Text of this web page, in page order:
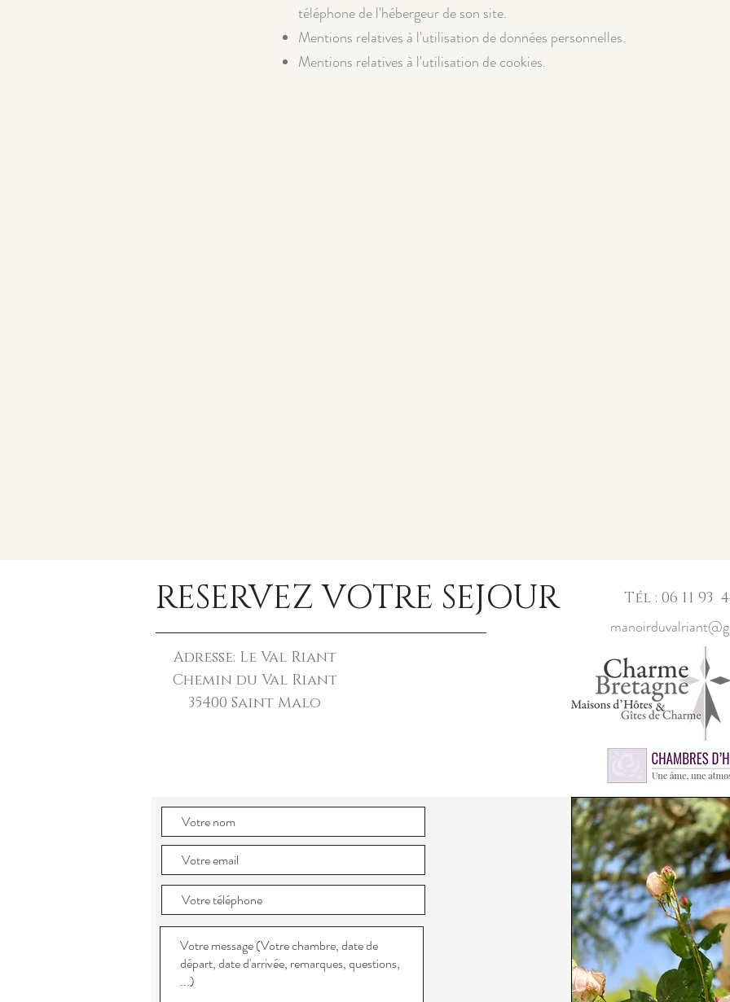
téléphone de l'hébergeur de son site.
Mentions relatives à l'utilisation de données personnelles.
Mentions relatives à l'utilisation de cookies.
RESERVEZ VOTRE SEJOUR Tél : 06 11 93
Adresse: Le Val Riant
Chemin du Val Riant
35400 Saint Malo